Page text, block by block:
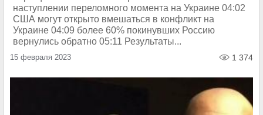
наступлении переломного момента на Украине 04:02
США могут открыто вмешаться в конфликт на
Украине 04:09 более 60% покинувших Россию
вернулись обратно 05:11 Результаты...
15 февраля 2023 1 374